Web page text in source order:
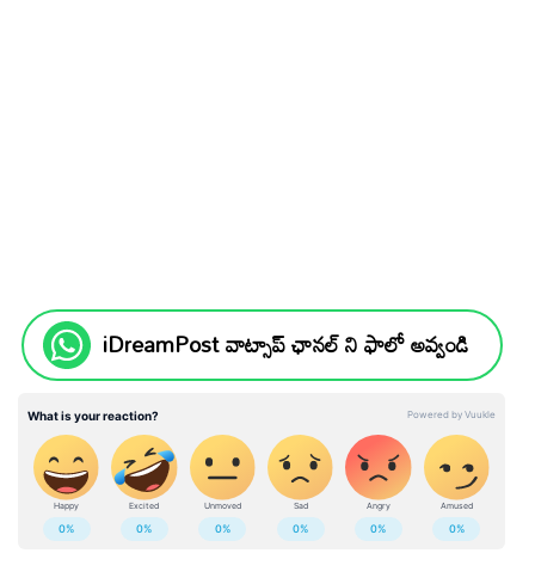
iDreamPost వాట్సాప్ ఛానల్ ని ఫాలో అవ్వండి